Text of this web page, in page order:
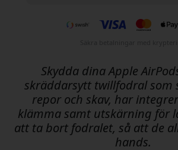
Skydda dina Apple
skräddarsytt twillfodral som
repor och skav, har
klämma samt utskärning för
att ta bort fodralet, så att de
hands.